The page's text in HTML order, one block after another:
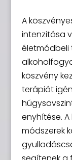
A
intenzitása
életmódbeli
köszvény
terápiát
enyhítése.
módszerek